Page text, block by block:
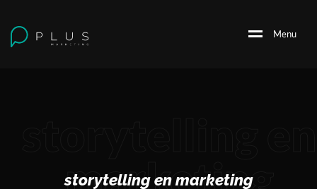
Menu
marketing
storytelling en marketing